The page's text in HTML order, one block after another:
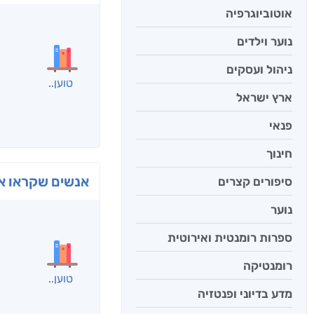
אוטוביוגרפיה
נוער וילדים
ניהול ועסקים
ארץ ישראל
פנאי
חינוך
סיפורים קצרים
נוער
ספרות רומנטית ואירוטית
רומנטיקה
מדע בדיוני ופנטזיה